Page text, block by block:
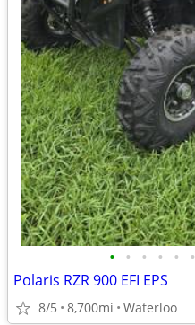
• • • • • •
Polaris RZR 900 EFI EPS
8/5 8,700mi Waterloo